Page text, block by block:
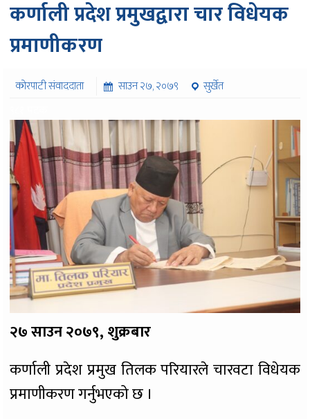
कर्णाली प्रदेश प्रमुखद्वारा चार विधेयक
प्रमाणीकरण
कोरपाटी संवाददाता साउन २७, २०७९
सुर्खेत
२७ साउन २०७९, शुक्रबार
कर्णाली प्रदेश प्रमुख तिलक परियारले चारवटा विधेयक
प्रमाणीकरण गर्नुभएको छ ।